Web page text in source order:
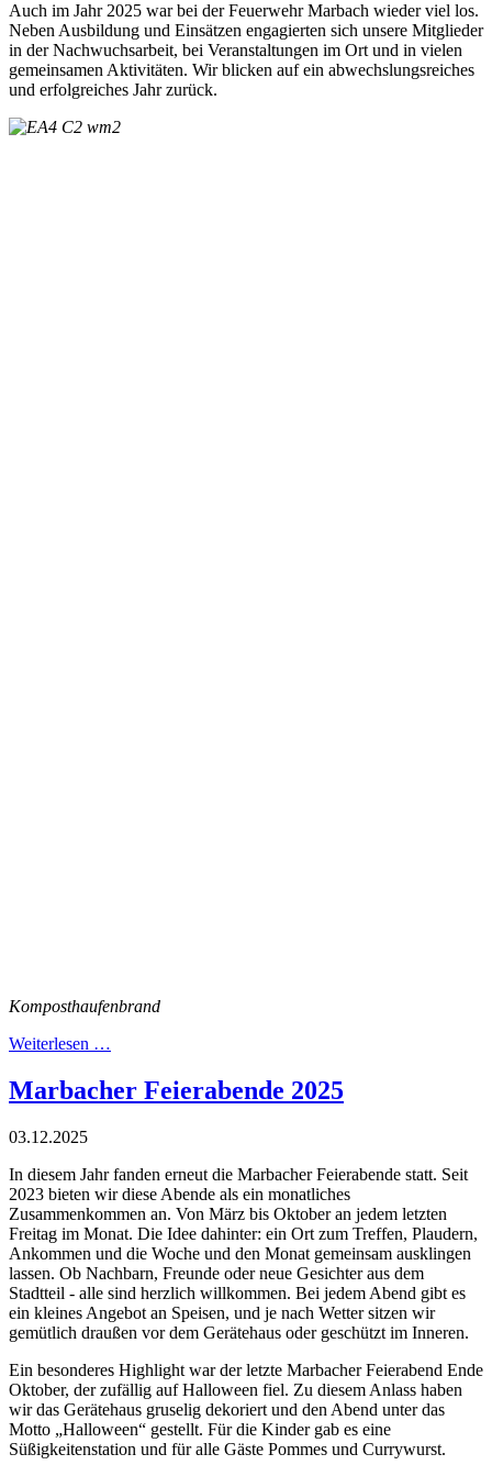
Auch im Jahr 2025 war bei der Feuerwehr Marbach wieder viel los.
Neben Ausbildung und Einsätzen engagierten sich unsere Mitglieder
in der Nachwuchsarbeit, bei Veranstaltungen im Ort und in vielen
gemeinsamen Aktivitäten. Wir blicken auf ein abwechslungsreiches
und erfolgreiches Jahr zurück.
Komposthaufenbrand
Weiterlesen …
Marbacher Feierabende 2025
03.12.2025
In diesem Jahr fanden erneut die Marbacher Feierabende statt. Seit
2023 bieten wir diese Abende als ein monatliches
Zusammenkommen an. Von März bis Oktober an jedem letzten
Freitag im Monat. Die Idee dahinter: ein Ort zum Treffen, Plaudern,
Ankommen und die Woche und den Monat gemeinsam ausklingen
lassen. Ob Nachbarn, Freunde oder neue Gesichter aus dem
Stadtteil - alle sind herzlich willkommen. Bei jedem Abend gibt es
ein kleines Angebot an Speisen, und je nach Wetter sitzen wir
gemütlich draußen vor dem Gerätehaus oder geschützt im Inneren.
Ein besonderes Highlight war der letzte Marbacher Feierabend Ende
Oktober, der zufällig auf Halloween fiel. Zu diesem Anlass haben
wir das Gerätehaus gruselig dekoriert und den Abend unter das
Motto „Halloween“ gestellt. Für die Kinder gab es eine
Süßigkeitenstation und für alle Gäste Pommes und Currywurst.